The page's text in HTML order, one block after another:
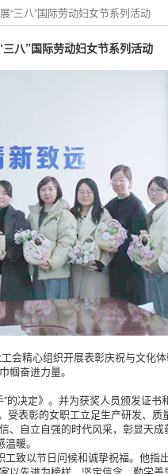
“三八”国际劳动妇女节系列活动
八”国际劳动妇女节系列活动
会精心组织开展表彰庆祝与文化
帼奋进力量。
决定》。并为获奖人员颁发证书
受表彰的女职工立足生产研发、
自立自强的时代风采，彰显天成
暖。
致以节日问候和诚挚祝福。他指